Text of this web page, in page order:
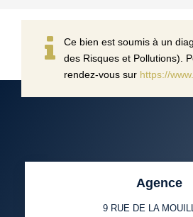
Ce bien est soumis à un
des Risques et Pollutions).
rendez-vous sur https://
Agence
9 RUE DE LA